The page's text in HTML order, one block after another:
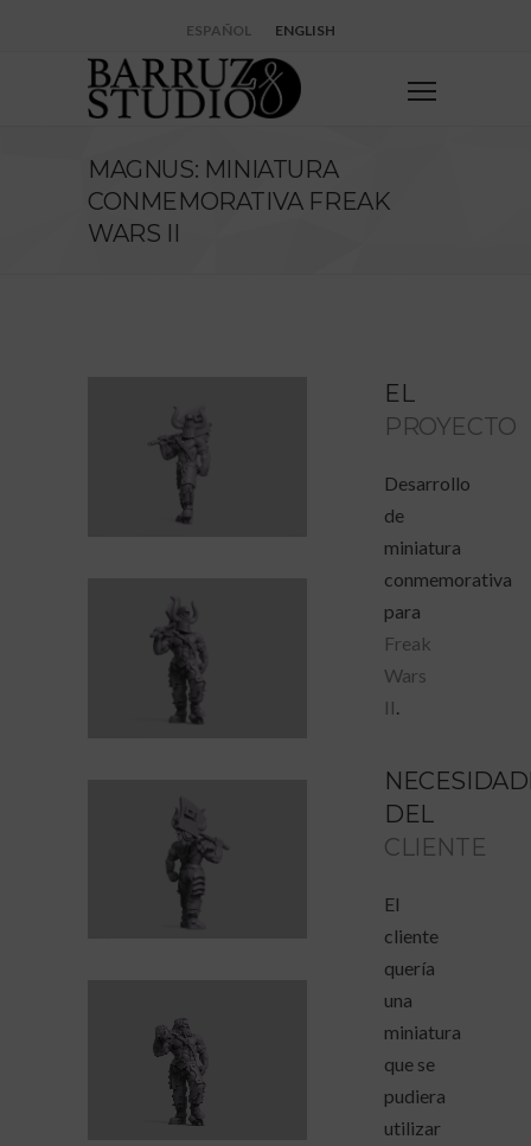
ESPAÑOL ENGLISH
MAGNUS: MINIATURA
CONMEMORATIVA FREAK
WARS II
EL
PROYECTO
Desarrollo
de
miniatura
conmemorativa
para
Freak
Wars
II.
DEL
CLIENTE
El
cliente
quería
una
miniatura
que se
pudiera
utilizar